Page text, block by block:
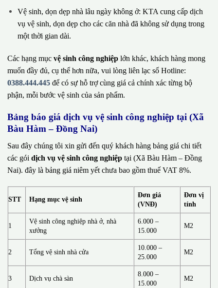
Vệ sinh, dọn dẹp nhà lâu ngày không ở: KTA cung cấp dịch
vụ vệ sinh, dọn dẹp cho các căn nhà đã không sử dụng trong
một thời gian dài.
Các hạng mục vệ sinh công nghiệp lớn khác, khách hàng mong
muốn đầy đủ, cụ thể hơn nữa, vui lòng liên lạc số Hotline:
0388.444.445 để có sự hỗ trợ cùng giá cả chính xác từng bộ
phận, mỗi bước vệ sinh của sản phẩm.
Bảng báo giá dịch vụ vệ sinh công nghiệp tại (Xã
Bàu Hàm – Đồng Nai)
Sau đây chúng tôi xin gửi đến quý khách hàng bảng giá chi tiết
các gói dịch vụ vệ sinh công nghiệp tại (Xã Bàu Hàm – Đồng
Nai). đây là bảng giá niêm yết chưa bao gồm thuế VAT 8%.
STT Hạng mục vệ sinh
Đơn giá
(VNĐ)
Đơn vị
tính
1
Vệ sinh công nghiệp nhà ở, nhà
xưởng
6.000 –
15.000
M2
2 Tổng vệ sinh nhà cửa
10.000 –
25.000
M2
3 Dịch vụ chà sàn
8.000 –
15.000
M2